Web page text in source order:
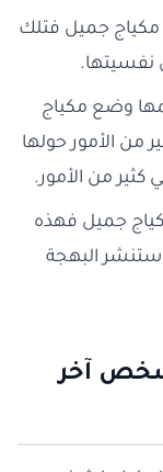
مكياج جميل فتلك
نفسيتها.
وضع مكياج
من الأمور حولها
من الأمور.
جميل فهذه
البهجة
آخر